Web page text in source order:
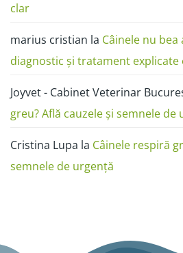
clar
marius cristian la Câinele nu bea
diagnostic și tratament explicate
Joyvet - Cabinet Veterinar
greu? Află cauzele și semnele de
Cristina Lupa la Câinele respiră
semnele de urgență